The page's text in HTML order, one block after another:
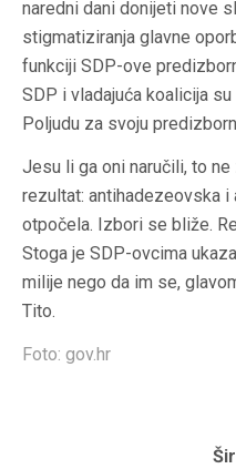
naredni dani donijeti nove
stigmatiziranja glavne
funkciji SDP-ove
SDP i vladajuća koalicija
Poljudu za svoju
Jesu li ga oni naručili, to
rezultat: antihadezeovska
otpočela. Izbori se bliže.
Stoga je SDP-ovcima
milije nego da im se,
Tito.
Foto: gov.hr